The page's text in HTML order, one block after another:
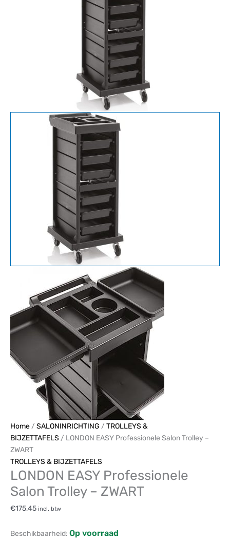
Home /SALONINRICHTING /TROLLEYS &
BIJZETTAFELS / LONDON EASY Professionele Salon Trolley –
ZWART
TROLLEYS & BIJZETTAFELS
LONDON EASY Professionele
Salon Trolley – ZWART
€175,45 incl. btw
Beschikbaarheid: Op voorraad